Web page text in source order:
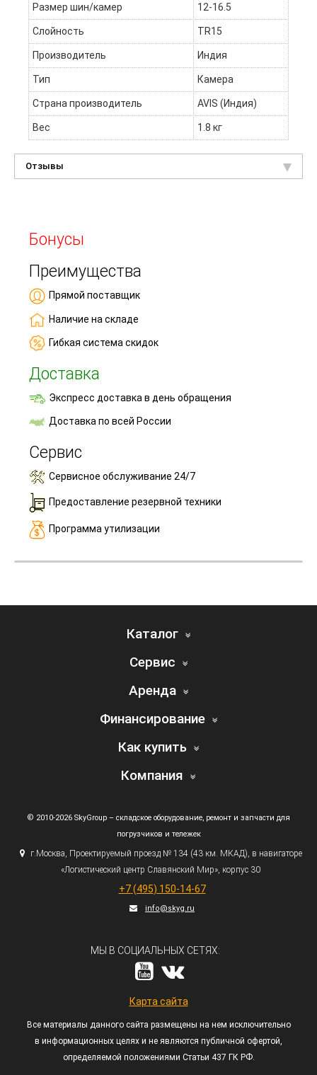
Размер шин/камер 12-16.5
Слойность TR15
Производитель Индия
Тип Камера
Страна производитель AVIS (Индия)
Вес 1.8 кг
Отзывы
Бонусы
Преимущества
Прямой поставщик
Наличие на складе
Гибкая система скидок
Доставка
Экспресс доставка в день обращения
Доставка по всей России
Сервис
Сервисное обслуживание 24/7
Предоставление резервной техники
Программа утилизации
Каталог
Сервис
Аренда
Финансирование
Как купить
Компания
© 2010-2026 SkyGroup – складское оборудование, ремонт и запчасти для
погрузчиков и тележек
г. Москва, Проектируемый проезд № 134 (43км. МКАД), в навигаторе
«Логистический центр Славянский Мир», корпус 30
+7 (495) 150-14-67
info@skyg.ru
МЫ В СОЦИАЛЬНЫХ СЕТЯХ:
Карта сайта
Все материалы данного сайта размещены на нем исключительно
в информационных целях и не являются публичной офертой,
определяемой положениями Статьи 437 ГК РФ.